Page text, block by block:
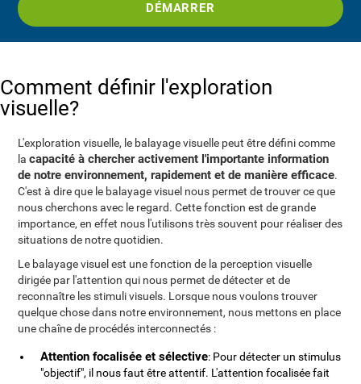
DÉMARRER
Comment définir l'exploration
visuelle?
L'exploration visuelle, le balayage visuelle peut être défini comme
lacapacité à chercher activement l'importante information
de notre environnement, rapidement et de manière efficace.
C'est à dire que le balayage visuel nous permet de trouver ce que
nous cherchons avec le regard. Cette fonction est de grande
importance, en effet nous l'utilisons très souvent pour réaliser des
situations de notre quotidien.
Le balayage visuel est une fonction de la perception visuelle
dirigée par l'attention qui nous permet de détecter et de
reconnaître les stimuli visuels. Lorsque nous voulons trouver
quelque chose dans notre environnement, nous mettons en place
une chaîne de procédés interconnectés :
Attention focalisée et sélective: Pour détecter un stimulus
"objectif", il nous faut être attentif. L'attention focalisée fait